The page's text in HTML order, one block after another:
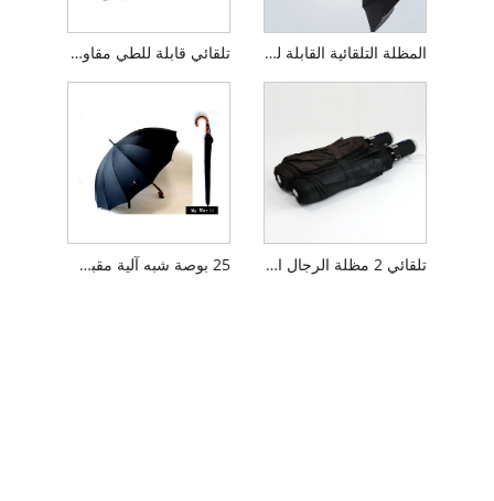
تلقائي قابلة للطي مقاومة للرياح مقبض المظلة للرجال المظلة التلقائية القابلة للطي لمكافحة UV
25 بوصة شبه آلية مقبض خشبي المظلة تلقائي 2 مظلة الرجال القابلة للطي